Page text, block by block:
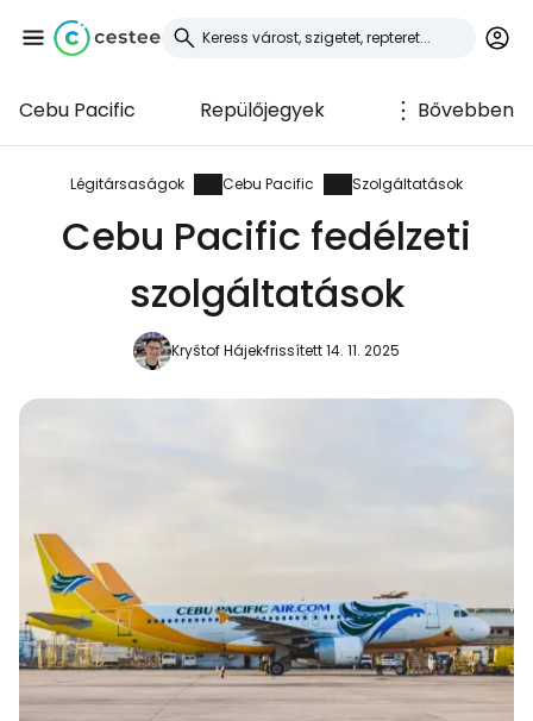
Cebu Pacific Repülőjegyek Bővebben
Légitársaságok Cebu Pacific Szolgáltatások
Cebu Pacific fedélzeti
szolgáltatások
Kryštof Hájekfrissített 14. 11. 2025
Bejelentkezés a
Cestee-be
... az utazási közösség világszerte
Folytatás a Google-lal